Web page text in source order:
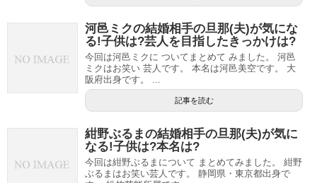
河邑ミクの結婚相手の旦那(夫)が気にな
る!子供は?芸人を目指したきっかけは?
今回は河邑ミクに ついてまとめて みました。 河邑
ミクはお笑い 芸人です。 本名は河邑美空です。 大
阪府出身です。 ...
記事を読む
紺野ぶるまの結婚相手の旦那(夫)が気に
なる!子供は?本名は?
今回は紺野ぶるまについて まとめてみました。 紺野
ぶるまはお笑い芸人です。 静岡県・東京都出身で